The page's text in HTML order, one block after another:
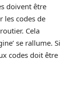
doivent être
les codes de
Cela
se rallume. Si
codes doit être